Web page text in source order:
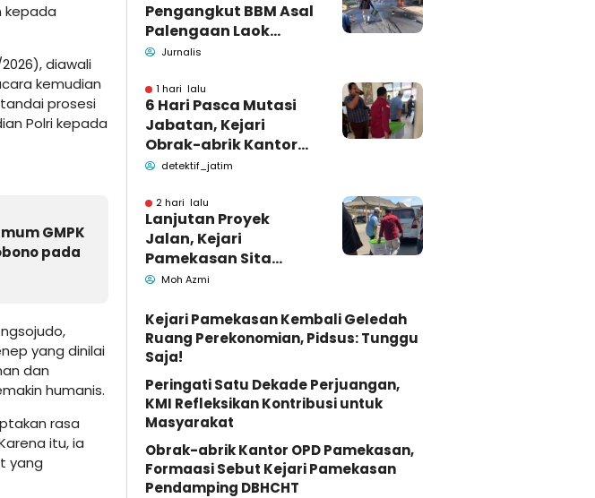
kepada
diawali
kemudian
prosesi
Polri kepada
GMPK
pada
yang dinilai
dan
humanis.
rasa
itu, ia
yang
Pengangkut BBM Asal
Palengaan Laok
Pamekasan
Jurnalis
1 hari lalu
6 Hari Pasca Mutasi
Jabatan, Kejari
Obrak-abrik Kantor
OPD Pemkab
detektif_jatim
2 hari lalu
Lanjutan Proyek
Jalan, Kejari
Pamekasan Sita
Berkas dari Ruang
Moh Azmi
Kejari Pamekasan Kembali Geledah
Ruang Perekonomian, Pidsus: Tunggu
Saja!
Peringati Satu Dekade Perjuangan,
KMI Refleksikan Kontribusi untuk
Masyarakat
Obrak-abrik Kantor OPD Pamekasan,
Formaasi Sebut Kejari Pamekasan
Pendamping DBHCHT